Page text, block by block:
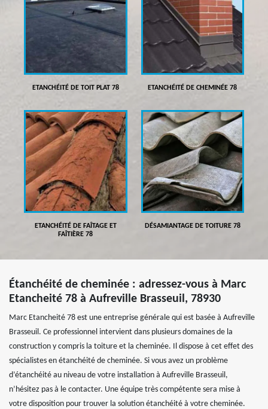
ETANCHÉITÉ DE TOIT PLAT 78 ETANCHÉITÉ DE CHEMINÉE 78
ETANCHÉITÉ DE FAÎTAGE ET
FAÎTIÈRE 78
DÉSAMIANTAGE DE TOITURE 78
Étanchéité de cheminée : adressez-vous à Marc
Etancheité 78 à Aufreville Brasseuil, 78930
Marc Etancheité 78 est une entreprise générale qui est basée à Aufreville
Brasseuil. Ce professionnel intervient dans plusieurs domaines de la
construction y compris la toiture et la cheminée. Il dispose à cet effet des
spécialistes en étanchéité de cheminée. Si vous avez un problème
d’étanchéité au niveau de votre installation à Aufreville Brasseuil,
n’hésitez pas à le contacter. Une équipe très compétente sera mise à
votre disposition pour trouver la solution étanchéité à votre cheminée.